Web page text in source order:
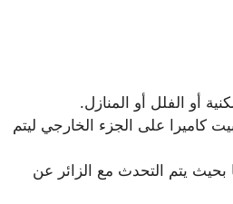
أو الفلل أو المنازل.
كاميرا على الجزء الخارجي ليتم
بحيث يتم التحدث مع الزائر عن